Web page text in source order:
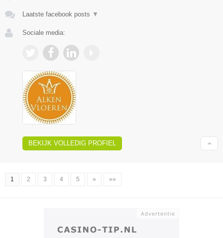
Laatste facebook posts ▼
Sociale media:
BEKIJK VOLLEDIG PROFIEL
1 2 3 4 5 » »»